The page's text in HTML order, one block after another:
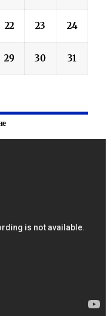
22 23 24
29 30 31